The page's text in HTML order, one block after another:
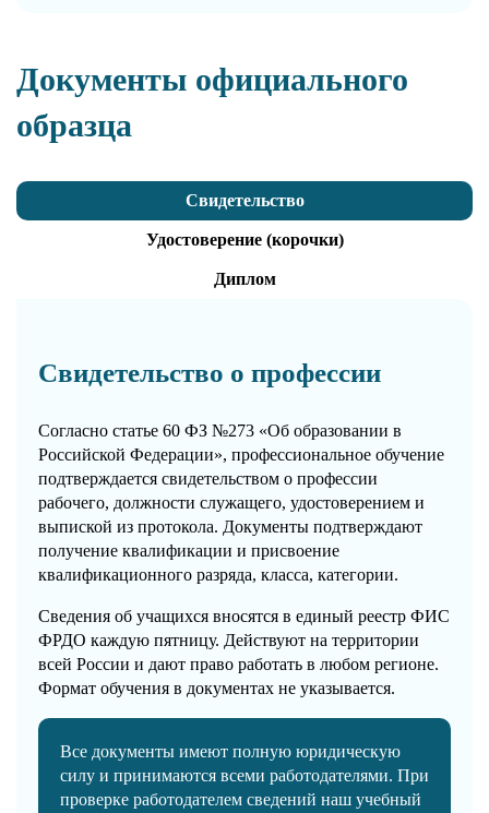
Документы официального
образца
Свидетельство
Удостоверение (корочки)
Диплом
Свидетельство о профессии
Согласно статье 60 ФЗ №273 «Об образовании в
Российской Федерации», профессиональное обучение
подтверждается свидетельством о профессии
рабочего, должности служащего, удостоверением и
выпиской из протокола. Документы подтверждают
получение квалификации и присвоение
квалификационного разряда, класса, категории.
Сведения об учащихся вносятся в единый реестр ФИС
ФРДО каждую пятницу. Действуют на территории
всей России и дают право работать в любом регионе.
Формат обучения в документах не указывается.
Все документы имеют полную юридическую
силу и принимаются всеми работодателями. При
проверке работодателем сведений наш учебный